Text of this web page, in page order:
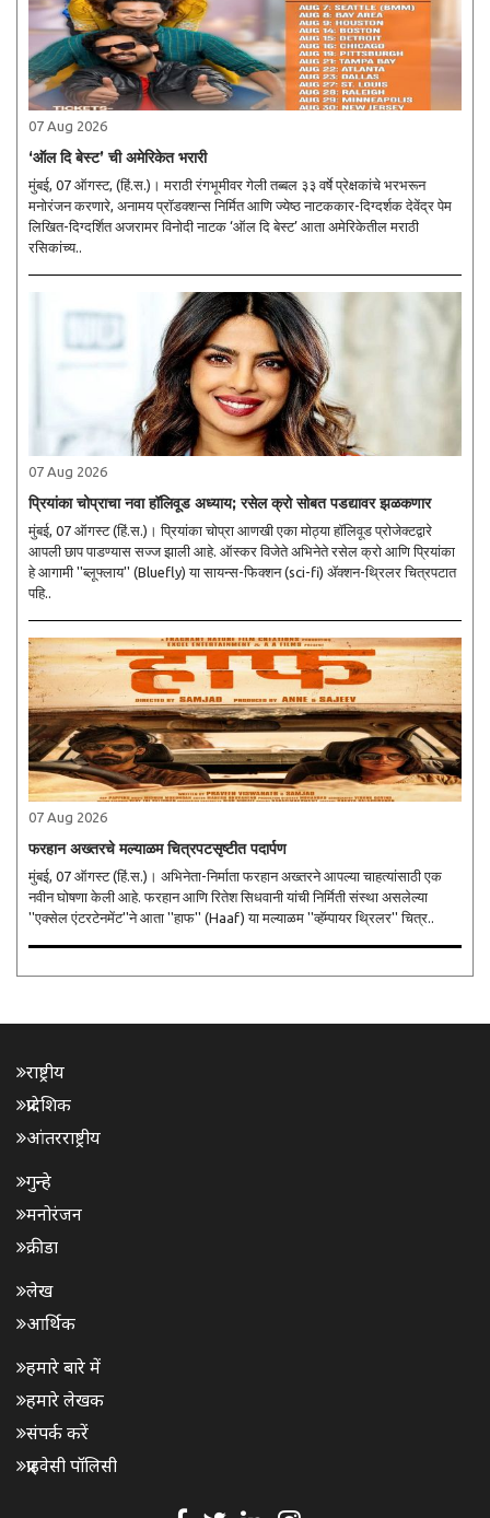
07 Aug 2026
‘ऑल दि बेस्ट’ ची अमेरिकेत भरारी
मुंबई, 07 ऑगस्ट, (हिं.स.)। मराठी रंगभूमीवर गेली तब्बल ३३ वर्षे प्रेक्षकांचे भरभरून
मनोरंजन करणारे, अनामय प्रॉडक्शन्स निर्मित आणि ज्येष्ठ नाटककार-दिग्दर्शक देवेंद्र पेम
लिखित-दिग्दर्शित अजरामर विनोदी नाटक ‘ऑल दि बेस्ट’ आता अमेरिकेतील मराठी
रसिकांच्य..
07 Aug 2026
प्रियांका चोप्राचा नवा हॉलिवूड अध्याय; रसेल क्रो सोबत पडद्यावर झळकणार
मुंबई, 07 ऑगस्ट (हिं.स.)। प्रियांका चोप्रा आणखी एका मोठ्या हॉलिवूड प्रोजेक्टद्वारे
आपली छाप पाडण्यास सज्ज झाली आहे. ऑस्कर विजेते अभिनेते रसेल क्रो आणि प्रियांका
हे आगामी ''ब्लूफ्लाय'' (Bluefly) या सायन्स-फिक्शन (sci-fi) ॲक्शन-थ्रिलर चित्रपटात
पहि..
07 Aug 2026
फरहान अख्तरचे मल्याळम चित्रपटसृष्टीत पदार्पण
मुंबई, 07 ऑगस्ट (हिं.स.)। अभिनेता-निर्माता फरहान अख्तरने आपल्या चाहत्यांसाठी एक
नवीन घोषणा केली आहे. फरहान आणि रितेश सिधवानी यांची निर्मिती संस्था असलेल्या
''एक्सेल एंटरटेनमेंट''ने आता ''हाफ'' (Haaf) या मल्याळम ''व्हॅम्पायर थ्रिलर'' चित्र..
राष्ट्रीय
प्रादेशिक
आंतरराष्ट्रीय
गुन्हे
मनोरंजन
क्रीडा
लेख
आर्थिक
हमारे बारे में
हमारे लेखक
संपर्क करें
प्राइवेसी पॉलिसी